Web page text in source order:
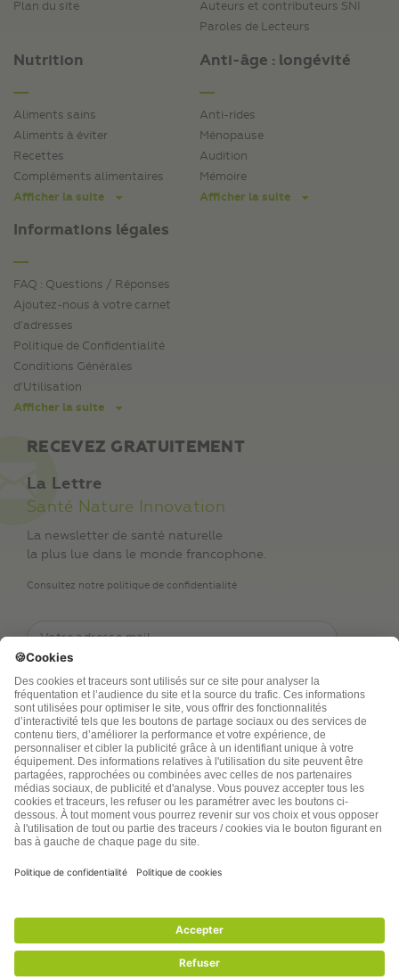
Plan du site
Auteurs et contributeurs SNI
Paroles de Lecteurs
Nutrition
Aliments sains
Aliments à éviter
Recettes
Compléments alimentaires
Afficher la suite
Informations légales
FAQ : Questions / Réponses
Ajoutez-nous à votre carnet
d’adresses
Politique de Confidentialité
Conditions Générales
d’Utilisation
Afficher la suite
Anti-âge : longévité
Anti-rides
Ménopause
Audition
Mémoire
Afficher la suite
RECEVEZ GRATUITEMENT
La Lettre
Santé Nature Innovation
La newsletter de santé naturelle
la plus lue dans le monde francophone.
Consultez notre politique de confidentialité
TSA Publications SA collecte mes nom, prénom,
adresse de messagerie électronique et numéro de
téléphone afin de répondre aux demandes de
renseignements. Ce traitement est nécessaire à
l’exécution des mesures sollicitées. Pour en savoir
plus sur vos droits vous pouvez consulter notre
politique de confidentialité